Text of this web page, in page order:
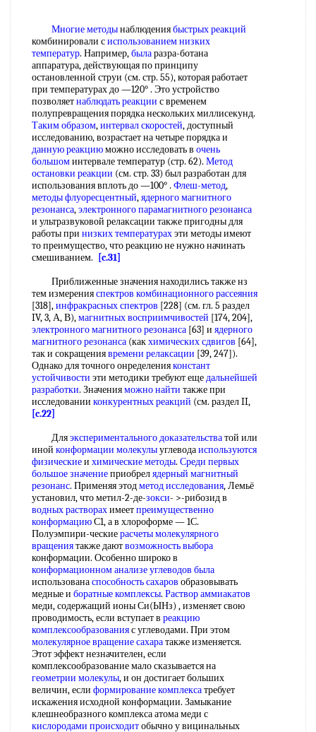
Многие методынаблюдениябыстрых реакций
комбинировали сиспользованием низких
температур. Например,быларазра-ботана
аппаратура, действующая по принципу
остановленной струи (см. стр. 55), которая работает
при температурах до —120° . Это устройство
позволяетнаблюдать реакции с временем
полупревращения порядка нескольких миллисекунд.
Таким образом,интервал скоростей, доступный
исследованию, возрастает на четыре порядка и
данную реакциюможно исследовать в очень
большоминтервале температур (стр. 62). Метод
остановки реакции (см. стр. 33) был разработан для
использования вплоть до —100° . Флеш-метод,
методы флуоресцентный,ядерного магнитного
резонанса,электронного парамагнитного резонанса
и ультразвуковой релаксации также пригодны для
работы при низких температурахэти методы имеют
то преимущество, что реакцию не нужно начинать
смешиванием.
[c.31]
Приближенные значения находились также нз
тем измеренияспектров комбинационного рассеяния
[318],инфракрасных спектров [228] (см. гл. 5 раздел
IV, 3, А, В),магнитных восприимчивостей [174, 204],
электронного магнитного резонанса [63] и ядерного
магнитного резонанса (какхимических сдвигов [64],
так и сокращениявремени релаксации [39, 247]).
Однако для точного онределенияконстант
устойчивости эти методики требуют ещедальнейшей
разработки. Значенияможно найти также при
исследовании конкурентных реакций (см. раздел II,
[c.22]
Дляэкспериментального доказательстватой или
иной конформации молекулыуглеводаиспользуются
физическиеи химические методы. Среди первых
большое значениеприобрелядерный магнитный
резонанс. Применяя этодметод исследования, Лемьё
установил, что метил-2-де-зокси- >-рибозид в
водных растворахимеетпреимущественно
конформациюС1, а в хлороформе — 1С.
Полуэмпири-ческиерасчеты молекулярного
вращениятакже даютвозможность выбора
конформации. Особенно широко в
конформационном анализе углеводов была
использованаспособность сахаров образовывать
медные и боратные комплексы. Раствор аммиакатов
меди, содержащий ионы Си(ЫНз) , изменяет свою
проводимость, если вступает в реакцию
комплексообразованияс углеводами. При этом
молекулярное вращение сахаратакже изменяется.
Этот эффект незначителен, если
комплексообразование мало сказывается на
геометрии молекулы, и он достигает больших
величин, если формирование комплексатребует
искажения исходной конформации. Замыкание
клешнеобразного комплекса атома меди с
кислородами происходитобычно у вицинальных